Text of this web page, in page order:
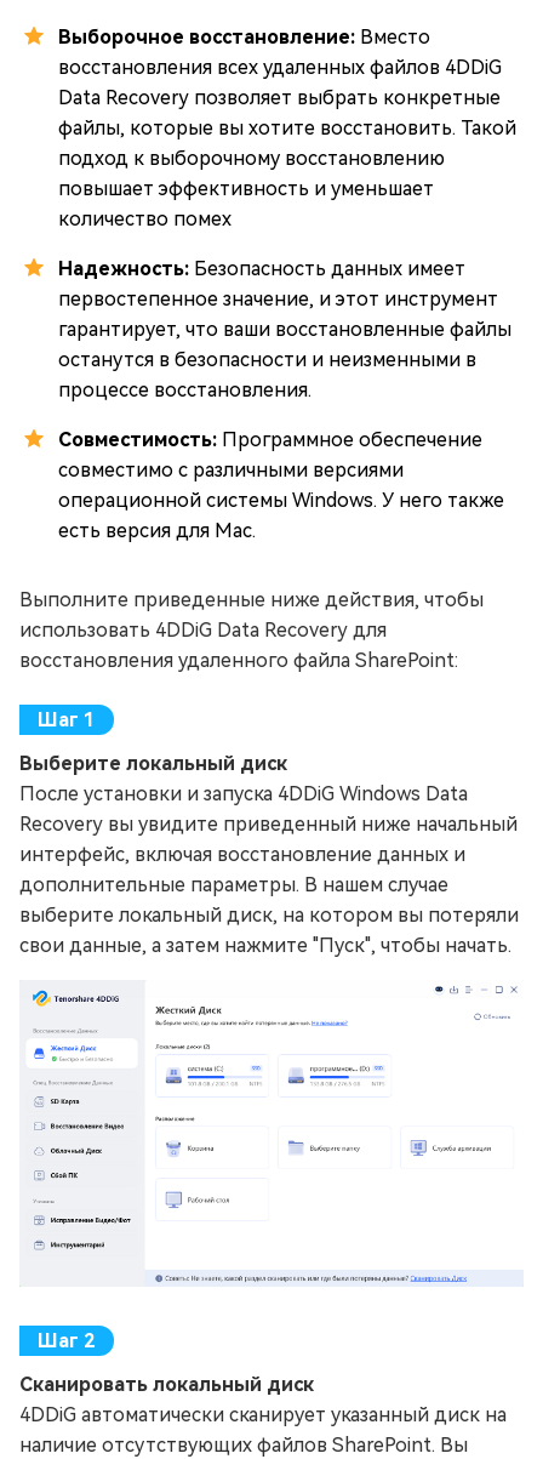
Выборочное восстановление: Вместо
восстановления всех удаленных файлов 4DDiG
Data Recovery позволяет выбрать конкретные
файлы, которые вы хотите восстановить. Такой
подход к выборочному восстановлению
повышает эффективность и уменьшает
количество помех
Надежность: Безопасность данных имеет
первостепенное значение, и этот инструмент
гарантирует, что ваши восстановленные файлы
останутся в безопасности и неизменными в
процессе восстановления.
Совместимость: Программное обеспечение
совместимо с различными версиями
операционной системы Windows. У него также
есть версия для Mac.
Выполните приведенные ниже действия, чтобы
использовать 4DDiG Data Recovery для
восстановления удаленного файла SharePoint:
Выберите локальный диск
После установки и запуска 4DDiG Windows Data
Recovery вы увидите приведенный ниже начальный
интерфейс, включая восстановление данных и
дополнительные параметры. В нашем случае
выберите локальный диск, на котором вы потеряли
свои данные, а затем нажмите "Пуск", чтобы начать.
Сканировать локальный диск
4DDiG автоматически сканирует указанный диск на
наличие отсутствующих файлов SharePoint. Вы